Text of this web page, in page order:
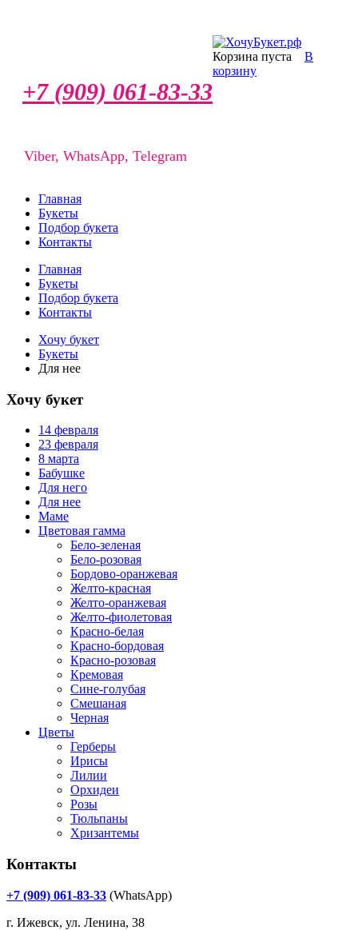
+7 (909) 061-83-33
Viber, WhatsApp, Telegram
Корзина пуста
В
корзину
Главная
Букеты
Подбор букета
Контакты
Главная
Букеты
Подбор букета
Контакты
Хочу букет
Букеты
Для нее
Хочу букет
14 февраля
23 февраля
8 марта
Бабушке
Для него
Для нее
Маме
Цветовая гамма
Бело-зеленая
Бело-розовая
Бордово-оранжевая
Желто-красная
Желто-оранжевая
Желто-фиолетовая
Красно-белая
Красно-бордовая
Красно-розовая
Кремовая
Сине-голубая
Смешаная
Черная
Цветы
Герберы
Ирисы
Лилии
Орхидеи
Розы
Тюльпаны
Хризантемы
Контакты
+7 (909) 061-83-33 (WhatsApp)
г. Ижевск, ул. Ленина, 38